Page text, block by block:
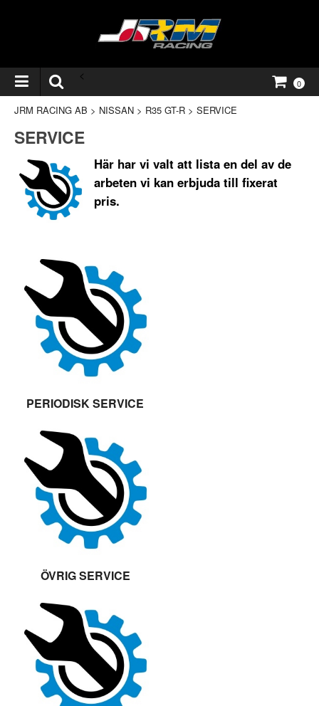
<
0
JRM RACING AB > NISSAN > R35 GT-R > SERVICE
SERVICE
Här har vi valt att lista en del av de
arbeten vi kan erbjuda till fixerat
pris.
PERIODISK SERVICE
ÖVRIG SERVICE